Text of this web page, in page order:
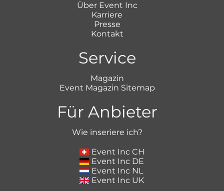
Über Event Inc
Karriere
Presse
Kontakt
Service
Magazin
Event Magazin Sitemap
Für Anbieter
Wie inseriere ich?
Event Inc CH
Event Inc DE
Event Inc NL
Event Inc UK